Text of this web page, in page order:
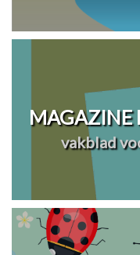
MAGAZINE
vakblad